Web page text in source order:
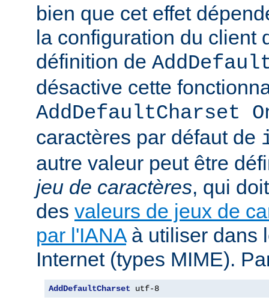
bien que cet effet
la configuration du client
définition de
désactive cette
AddDefaultCharset
caractères par défaut de
autre valeur peut être
jeu de caractères, qui
des valeurs de jeux de
par l'IANAà utiliser dans
Internet (types MIME).
AddDefaultCharset utf-8